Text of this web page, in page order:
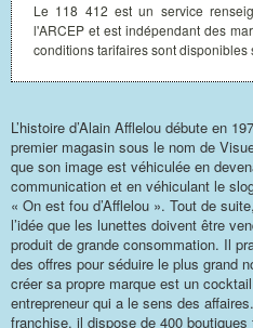
Le 118 412 est un service
l'ARCEP et est indépendant des
conditions tarifaires sont disponibles
L’histoire d’Alain Afflelou débute en
premier magasin sous le nom de
que son image est véhiculée en
communication et en véhiculant le
« On est fou d’Afflelou ». Tout de
l’idée que les lunettes doivent être
produit de grande consommation. Il
des offres pour séduire le plus grand
créer sa propre marque est un
entrepreneur qui a le sens des
franchise, il dispose de 400